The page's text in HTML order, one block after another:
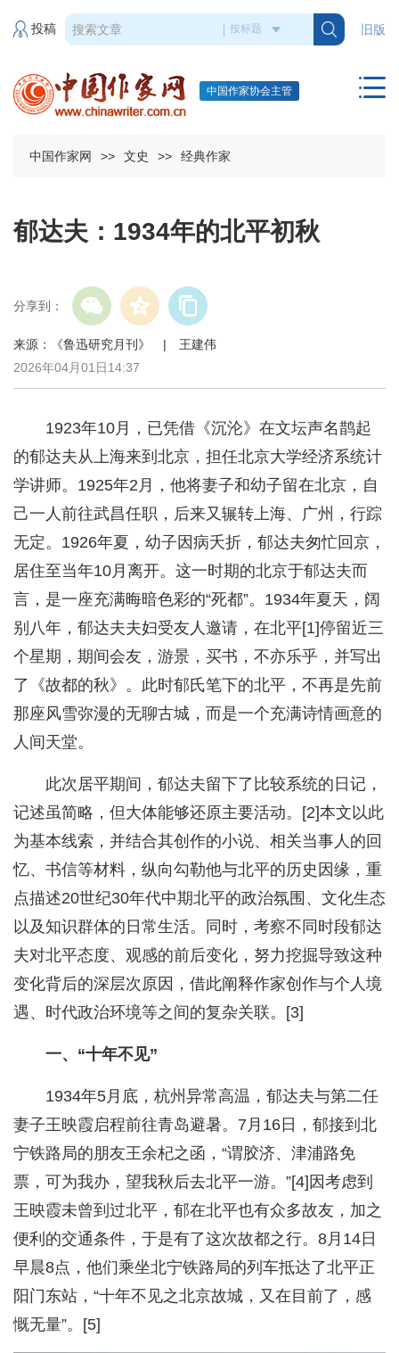
旧版
投稿
中国作家协会主管
中国作家网 >> 文史 >> 经典作家
郁达夫：1934年的北平初秋
分享到：
来源：《鲁迅研究月刊》 | 王建伟
2026年04月01日14:37
1923年10月，已凭借《沉沦》在文坛声名鹊起
的郁达夫从上海来到北京，担任北京大学经济系统计
学讲师。1925年2月，他将妻子和幼子留在北京，自
己一人前往武昌任职，后来又辗转上海、广州，行踪
无定。1926年夏，幼子因病夭折，郁达夫匆忙回京，
居住至当年10月离开。这一时期的北京于郁达夫而
言，是一座充满晦暗色彩的“死都”。1934年夏天，阔
别八年，郁达夫夫妇受友人邀请，在北平[1]停留近三
个星期，期间会友，游景，买书，不亦乐乎，并写出
了《故都的秋》。此时郁氏笔下的北平，不再是先前
那座风雪弥漫的无聊古城，而是一个充满诗情画意的
人间天堂。
此次居平期间，郁达夫留下了比较系统的日记，
记述虽简略，但大体能够还原主要活动。[2]本文以此
为基本线索，并结合其创作的小说、相关当事人的回
忆、书信等材料，纵向勾勒他与北平的历史因缘，重
点描述20世纪30年代中期北平的政治氛围、文化生态
以及知识群体的日常生活。同时，考察不同时段郁达
夫对北平态度、观感的前后变化，努力挖掘导致这种
变化背后的深层次原因，借此阐释作家创作与个人境
遇、时代政治环境等之间的复杂关联。[3]
一、“十年不见”
1934年5月底，杭州异常高温，郁达夫与第二任
妻子王映霞启程前往青岛避暑。7月16日，郁接到北
宁铁路局的朋友王余杞之函，“谓胶济、津浦路免
票，可为我办，望我秋后去北平一游。”[4]因考虑到
王映霞未曾到过北平，郁在北平也有众多故友，加之
便利的交通条件，于是有了这次故都之行。8月14日
早晨8点，他们乘坐北宁铁路局的列车抵达了北平正
阳门东站，“十年不见之北京故城，又在目前了，感
慨无量”。[5]